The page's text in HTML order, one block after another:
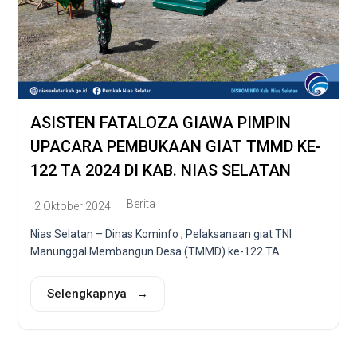
ASISTEN FATALOZA GIAWA PIMPIN
UPACARA PEMBUKAAN GIAT TMMD KE-
122 TA 2024 DI KAB. NIAS SELATAN
2 Oktober 2024 Berita
Nias Selatan – Dinas Kominfo ; Pelaksanaan giat TNI
Manunggal Membangun Desa (TMMD) ke-122 TA...
Selengkapnya →